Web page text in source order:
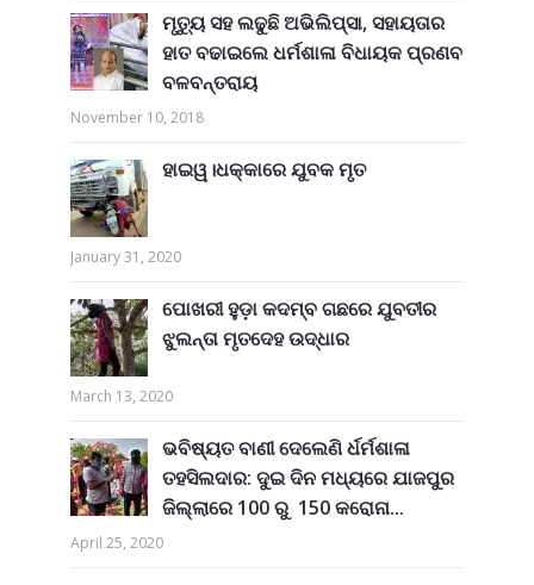
ମୃତ୍ୟୁ ସହ ଲଢୁଛି ଅଭିଲିପ୍ସା, ସହାୟତାର
ହାତ ବଢାଇଲେ ଧର୍ମଶାଳା ବିଧାୟକ ପ୍ରଣବ
ବଳବନ୍ତରାୟ
November 10, 2018
ହାଇୱ।ଧକ୍କାରେ ଯୁବକ ମୃତ
January 31, 2020
ପୋଖରୀ ହୁଡ଼ା କଦମ୍ବ ଗଛରେ ଯୁବତୀର
ଝୁଲନ୍ତା ମୃତଦେହ ଉଦ୍ଧାର
March 13, 2020
ଭବିଷ୍ୟତ ବାଣୀ ଦେଲେଣି ର୍ଧର୍ମଶାଳା
ତହସିଲଦାର: ଦୁଇ ଦିନ ମଧ୍ୟରେ ଯାଜପୁର
ଜିଲ୍ଲାରେ 100 ରୁ 150 କରୋନା...
April 25, 2020